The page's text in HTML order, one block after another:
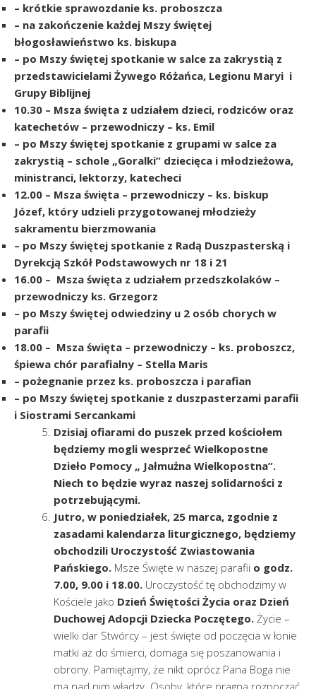
– krótkie sprawozdanie ks. proboszcza
– na zakończenie każdej Mszy świętej
błogosławieństwo ks. biskupa
– po Mszy świętej spotkanie w salce za zakrystią z
przedstawicielami Żywego Różańca, Legionu Maryi i
Grupy Biblijnej
10.30 – Msza święta z udziałem dzieci, rodziców oraz
katechetów – przewodniczy – ks. Emil
– po Mszy świętej spotkanie z grupami w salce za
zakrystią – schole „Goralki” dziecięca i młodzieżowa,
ministranci, lektorzy, katecheci
12.00 – Msza święta – przewodniczy – ks. biskup
Józef, który udzieli przygotowanej młodzieży
sakramentu bierzmowania
– po Mszy świętej spotkanie z Radą Duszpasterską i
Dyrekcją Szkół Podstawowych nr 18 i 21
16.00 – Msza święta z udziałem przedszkolaków –
przewodniczy ks. Grzegorz
– po Mszy świętej odwiedziny u 2 osób chorych w
parafii
18.00 – Msza święta – przewodniczy – ks. proboszcz,
śpiewa chór parafialny – Stella Maris
– pożegnanie przez ks. proboszcza i parafian
– po Mszy świętej spotkanie z duszpasterzami parafii
i Siostrami Sercankami
Dzisiaj ofiarami do puszek przed kościołem
będziemy mogli wesprzeć Wielkopostne
Dzieło Pomocy „ Jałmużna Wielkopostna”.
Niech to będzie wyraz naszej solidarności z
potrzebującymi.
Jutro, w poniedziałek, 25 marca, zgodnie z
zasadami kalendarza liturgicznego, będziemy
obchodzili Uroczystość Zwiastowania
Pańskiego. Msze Święte w naszej parafii o godz.
7.00, 9.00 i 18.00. Uroczystość tę obchodzimy w
Kościele jako Dzień Świętości Życia oraz Dzień
Duchowej Adopcji Dziecka Poczętego. Życie –
wielki dar Stwórcy – jest święte od poczęcia w łonie
matki aż do śmierci, domaga się poszanowania i
obrony. Pamiętajmy, że nikt oprócz Pana Boga nie